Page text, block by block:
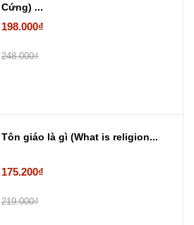
Cứng) ...
198.000₫
248.000₫
Tôn giáo là gì (What is religion...
175.200₫
219.000₫